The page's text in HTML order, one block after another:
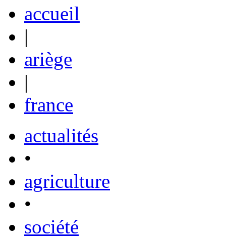
accueil
|
ariège
|
france
actualités
•
agriculture
•
société